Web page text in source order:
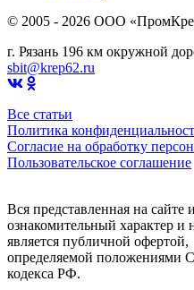
© 2005 - 2026 OOO
г. Рязань 196 км окружной
sbit@krep62.ru
Все статьи
Политика
Согласие на обработку
Пользовательское соглашение
Вся представленная на
ознакомительный характер и
является публичной офертой,
определяемой положениями
кодекса РФ.